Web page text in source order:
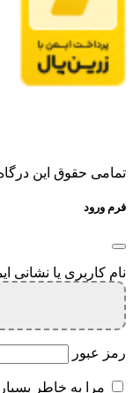
تمامی حقوق این
فرم ورود
نام کاربری یا نشانی
رمز عبور
مرا به خاطر بسپار